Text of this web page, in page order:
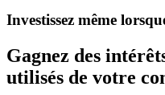
Investissez même
Gagnez des
utilisés de votre